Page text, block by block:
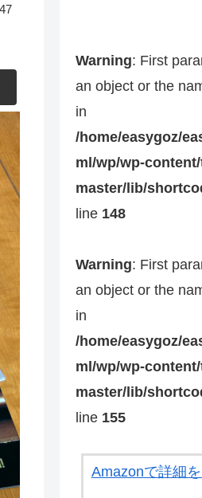
Warning: First
an object or the
in
/home/easygoz/
ml/wp/wp-
master/lib/
line 148
Warning: First
an object or the
in
/home/easygoz/
ml/wp/wp-
master/lib/
line 155
Amazonで詳細